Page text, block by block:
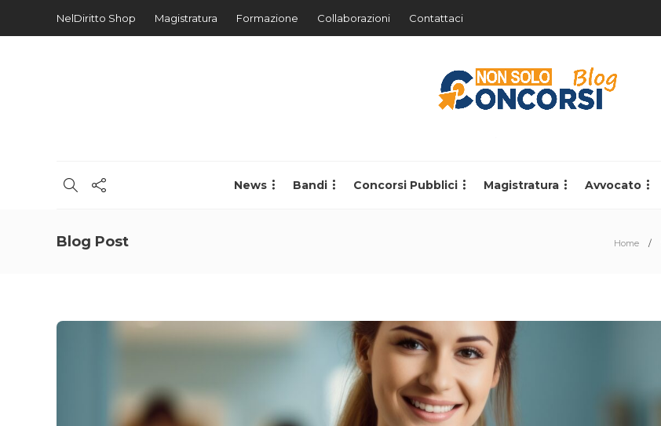
NelDiritto Shop Magistratura Formazione Collaborazioni Contattaci
News Bandi Concorsi Pubblici Magistratura Avvocato
Blog Post Home